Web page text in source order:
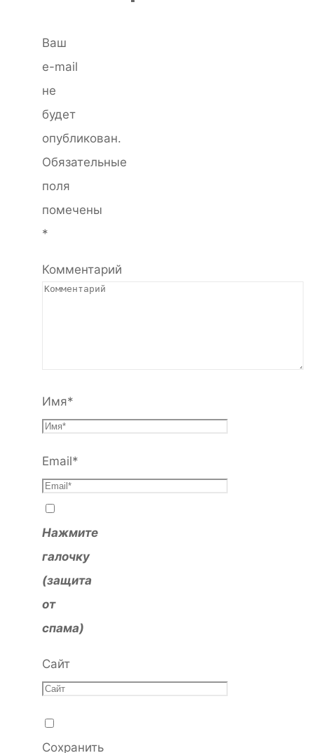
Ваш
e-mail
не
будет
опубликован.
Обязательные
поля
помечены
*
Комментарий
Имя*
Email*
Нажмите
галочку
(защита
от
спама)
Сайт
Сохранить